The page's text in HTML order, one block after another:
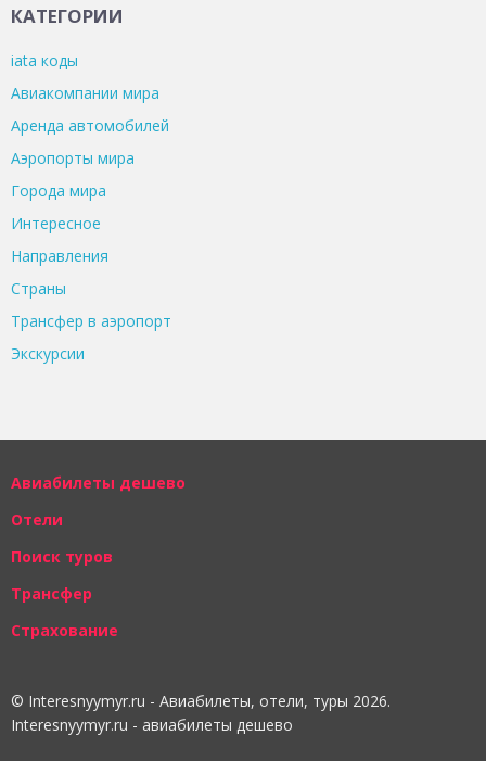
КАТЕГОРИИ
iata коды
Авиакомпании мира
Аренда автомобилей
Аэропорты мира
Города мира
Интересное
Направления
Страны
Трансфер в аэропорт
Экскурсии
Авиабилеты дешево
Отели
Поиск туров
Трансфер
Страхование
© Interesnyymyr.ru - Авиабилеты, отели, туры 2026.
Interesnyymyr.ru - авиабилеты дешево